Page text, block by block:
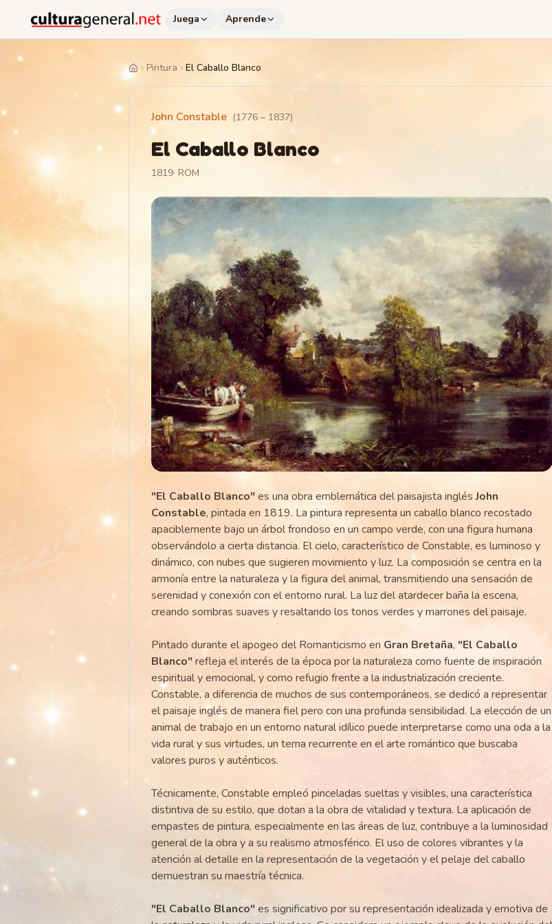
Juega Aprende
HomePintura El Caballo Blanco
John Constable (1776– 1837)
El Caballo Blanco
1819· ROM
"El Caballo Blanco"es una obra emblemática del paisajista inglésJohn
Constable, pintada en 1819. La pintura representa un caballo blanco recostado
apaciblemente bajo un árbol frondoso en un campo verde, con una figura humana
observándolo a cierta distancia. El cielo, característico de Constable, es luminoso y
dinámico, con nubes que sugieren movimiento y luz. La composición se centra en la
armonía entre la naturaleza y la figura del animal, transmitiendo una sensación de
serenidad y conexión con el entorno rural. La luz del atardecer baña la escena,
creando sombras suaves y resaltando los tonos verdes y marrones del paisaje.
Pintado durante el apogeo del Romanticismo en Gran Bretaña, "El Caballo
Blanco"refleja el interés de la época por la naturaleza como fuente de inspiración
espiritual y emocional, y como refugio frente a la industrialización creciente.
Constable, a diferencia de muchos de sus contemporáneos, se dedicó a representar
el paisaje inglés de manera fiel pero con una profunda sensibilidad. La elección de un
animal de trabajo en un entorno natural idílico puede interpretarse como una oda a la
vida rural y sus virtudes, un tema recurrente en el arte romántico que buscaba
valores puros y auténticos.
Técnicamente, Constable empleó pinceladas sueltas y visibles, una característica
distintiva de su estilo, que dotan a la obra de vitalidad y textura. La aplicación de
empastes de pintura, especialmente en las áreas de luz, contribuye a la luminosidad
general de la obra y a su realismo atmosférico. El uso de colores vibrantes y la
atención al detalle en la representación de la vegetación y el pelaje del caballo
demuestran su maestría técnica.
"El Caballo Blanco"es significativo por su representación idealizada y emotiva de